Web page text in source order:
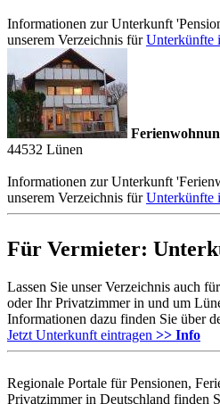
Informationen zur Unterkunft
unserem Verzeichnis fürUnterkünfte
44532 Lünen
Informationen zur Unterkunft
unserem Verzeichnis fürUnterkünfte
Für Vermieter:
Lassen Sie unser Verzeichnis auch
oder Ihr Privatzimmer in und um
Informationen dazu finden Sie über
Jetzt Unterkunft eintragen >> Info
Regionale Portale für Pensionen,
Privatzimmer in Deutschland finden